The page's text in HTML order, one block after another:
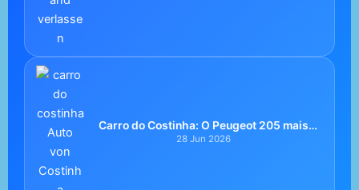
Carro do Costinha: O Peugeot 205 mais
português da Alemanha com assinaturas da
28 Jun 2026